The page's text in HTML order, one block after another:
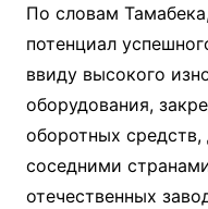
По словам
потенциал
ввиду высокого
оборудования,
оборотных
соседними
отечественных